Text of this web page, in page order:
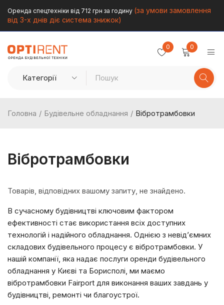
Оренда спецтехніки від 712 грн за годину (за умови замовлення
від 3-х днів діє система знижок)
0 0
Вібротрамбовки
Головна / Будівельне обладнання / Вібротрамбовки
Товарів, відповідних вашому запиту, не знайдено.
В сучасному будівництві ключовим фактором
ефективності стає використання всіх доступних
технологій і надійного обладнання. Однією з невід’ємних
складових будівельного процесу є вібротрамбовки. У
нашій компанії, яка надає послуги оренди будівельного
обладнання у Києві та Борисполі, ми маємо
вібротрамбовки Fairport для виконання ваших завдань у
будівництві, ремонті чи благоустрої.